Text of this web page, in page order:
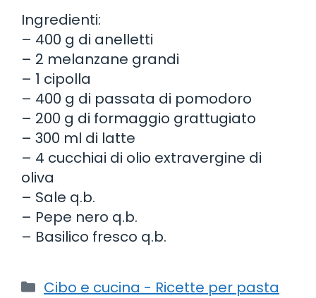
Ingredienti:
– 400 g di anelletti
– 2 melanzane grandi
– 1 cipolla
– 400 g di passata di pomodoro
– 200 g di formaggio grattugiato
– 300 ml di latte
– 4 cucchiai di olio extravergine di
oliva
– Sale q.b.
– Pepe nero q.b.
– Basilico fresco q.b.
Categorie
Cibo e cucina - Ricette per pasta